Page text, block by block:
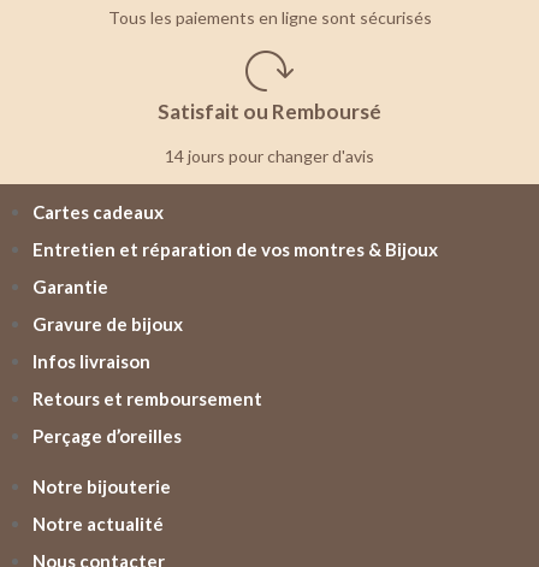
Tous les paiements en ligne sont sécurisés
Satisfait ou Remboursé
14 jours pour changer d'avis
Cartes cadeaux
Entretien et réparation de vos montres & Bijoux
Garantie
Gravure de bijoux
Infos livraison
Retours et remboursement
Perçage d’oreilles
Notre bijouterie
Notre actualité
Nous contacter